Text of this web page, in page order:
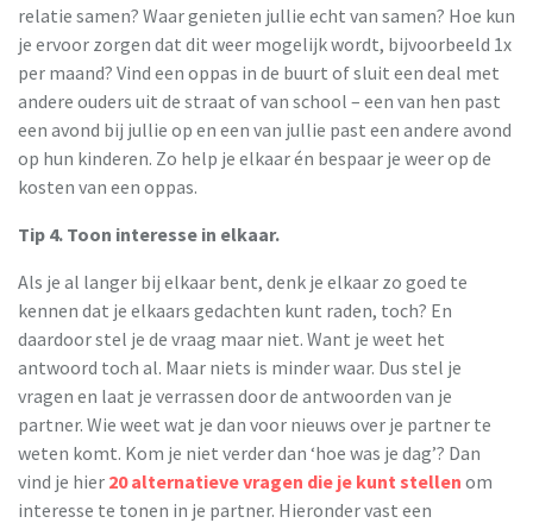
relatie samen? Waar genieten jullie echt van samen? Hoe kun
je ervoor zorgen dat dit weer mogelijk wordt, bijvoorbeeld 1x
per maand? Vind een oppas in de buurt of sluit een deal met
andere ouders uit de straat of van school – een van hen past
een avond bij jullie op en een van jullie past een andere avond
op hun kinderen. Zo help je elkaar én bespaar je weer op de
kosten van een oppas.
Tip 4. Toon interesse in elkaar.
Als je al langer bij elkaar bent, denk je elkaar zo goed te
kennen dat je elkaars gedachten kunt raden, toch? En
daardoor stel je de vraag maar niet. Want je weet het
antwoord toch al. Maar niets is minder waar. Dus stel je
vragen en laat je verrassen door de antwoorden van je
partner. Wie weet wat je dan voor nieuws over je partner te
weten komt. Kom je niet verder dan ‘hoe was je dag’? Dan
vind je hier 20 alternatieve vragen die je kunt stellen om
interesse te tonen in je partner. Hieronder vast een